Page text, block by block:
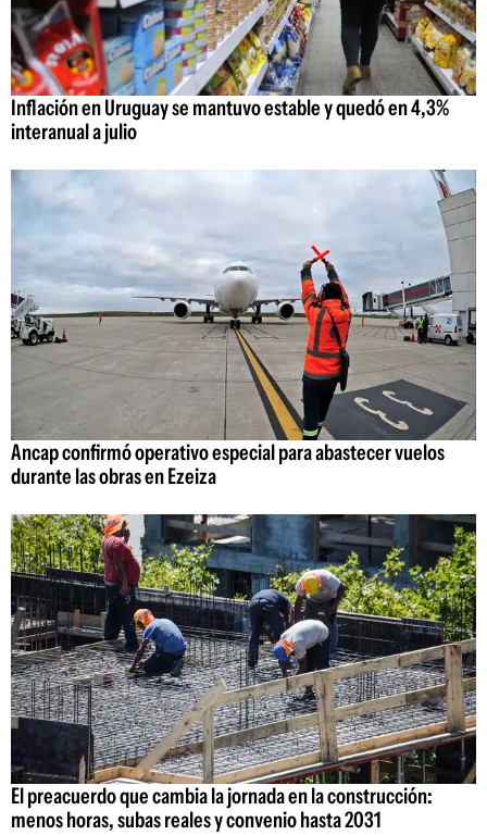
Inflación en Uruguay se mantuvo estable y quedó en 4,3%
interanual a julio
Ancap confirmó operativo especial para abastecer vuelos
durante las obras en Ezeiza
El preacuerdo que cambia la jornada en la construcción:
menos horas, subas reales y convenio hasta 2031